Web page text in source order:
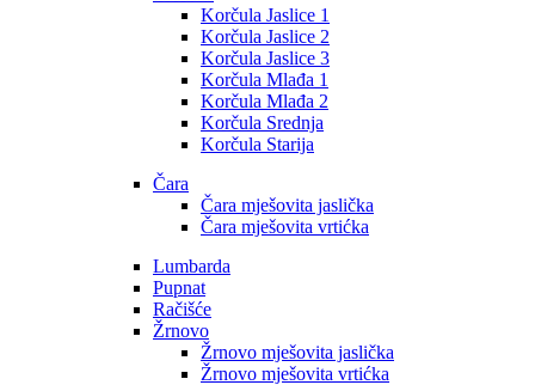
Korčula Jaslice 1
Korčula Jaslice 2
Korčula Jaslice 3
Korčula Mlađa 1
Korčula Mlađa 2
Korčula Srednja
Korčula Starija
Čara
Čara mješovita jaslička
Čara mješovita vrtićka
Lumbarda
Pupnat
Račišće
Žrnovo
Žrnovo mješovita jaslička
Žrnovo mješovita vrtićka